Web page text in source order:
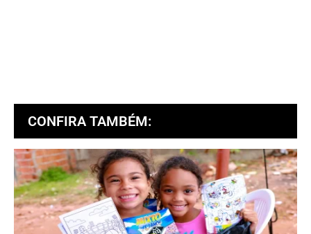
CONFIRA TAMBÉM: